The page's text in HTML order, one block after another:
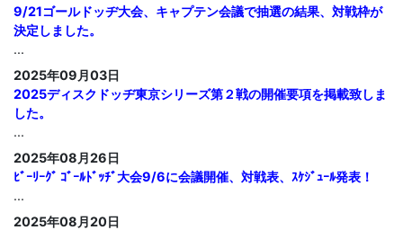
9/21ゴールドッヂ大会、キャプテン会議で抽選の結果、対戦枠が
決定しました。
...
2025年09月03日
2025ディスクドッヂ東京シリーズ第２戦の開催要項を掲載致しま
した。
...
2025年08月26日
ﾋﾞｰﾘｰｸﾞ ｺﾞｰﾙﾄﾞｯﾁﾞ大会9/6に会議開催、対戦表、ｽｹｼﾞｭｰﾙ発表！
...
2025年08月20日